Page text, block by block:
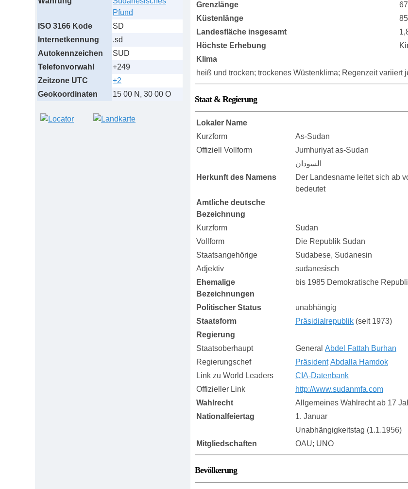
Pfund
ISO 3166 Kode
SD
Internetkennung
.sd
Autokennzeichen
SUD
Telefonvorwahl
+249
Zeitzone UTC
+2
Geokoordinaten
15 00 N, 30 00 O
Grenzlänge
Küstenlänge
Landesfläche insgesamt
Höchste Erhebung
Klima
heiß und trocken; trockenes Wüstenklima; Regenzeit variiert
Staat & Regierung
Lokaler Name
Kurzform
As-Sudan
Offiziell Vollform
Jumhuriyat as-Sudan
السودان
Herkunft des Namens
Der Landesname leitet sich ab
bedeutet
Amtliche deutsche
Bezeichnung
Kurzform
Sudan
Vollform
Die Republik Sudan
Staatsangehörige
Sudabese, Sudanesin
Adjektiv
sudanesisch
Ehemalige
Bezeichnungen
bis 1985 Demokratische
Politischer Status
unabhängig
Staatsform
Präsidialrepublik (seit 1973)
Regierung
Staatsoberhaupt
General Abdel Fattah Burhan
Regierungschef
Präsident Abdalla Hamdok
Link zu World Leaders
CIA-Datenbank
Offizieller Link
http://www.sudanmfa.com
Wahlrecht
Allgemeines Wahlrecht ab 17
Nationalfeiertag
1. Januar
Unabhängigkeitstag (1.1.1956)
Mitgliedschaften
OAU; UNO
Bevölkerung